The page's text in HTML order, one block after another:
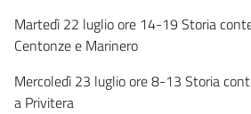
Martedì 22 luglio ore 14-19 Storia
Centonze e Marinero
Mercoledì 23 luglio ore 8-13 Storia
a Privitera